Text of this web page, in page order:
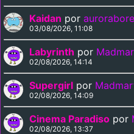
Kaidan por
03/08/2026, 11:08
Labyrinth por
02/08/2026, 14:14
Supergirl por
02/08/2026, 14:09
Cinema Paradiso por
02/08/2026, 13:37